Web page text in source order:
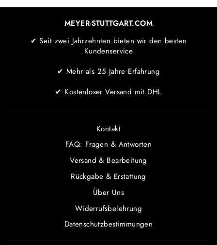
MEYER-STUTTGART.COM
✔ Seit zwei Jahrzehnten bieten wir den besten
Kundenservice
✔ Mehr als 25 Jahre Erfahrung
✔ Kostenloser Versand mit DHL
Kontakt
FAQ: Fragen & Antworten
Versand & Bearbeitung
Rückgabe & Erstattung
Über Uns
Widerrufsbelehrung
Datenschutzbestimmungen